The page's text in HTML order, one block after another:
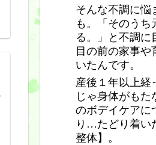
そんな不調に悩
も。「そのうち
る。」と不調に
目の前の家事や
いたんです。
産後１年以上経
じゃ身体がも
のボデイケアに
り…たどり着い
整体】。